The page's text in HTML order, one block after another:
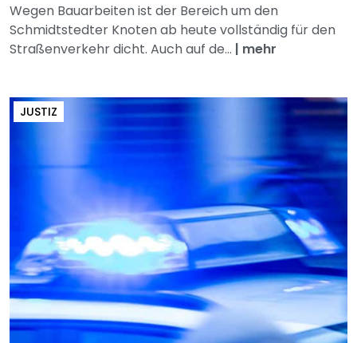
Wegen Bauarbeiten ist der Bereich um den
Schmidtstedter Knoten ab heute vollständig für den
Straßenverkehr dicht. Auch auf de... | mehr
JUSTIZ